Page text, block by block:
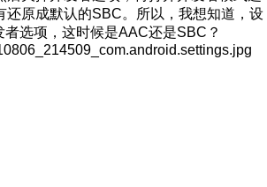
还原成默认的SBC。所以，我想知道，设
选项，这时候是AAC还是SBC？